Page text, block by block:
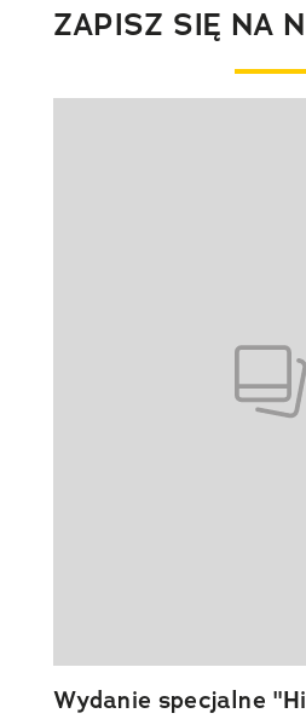
ZAPISZ SIĘ NA
Wydanie specjalne